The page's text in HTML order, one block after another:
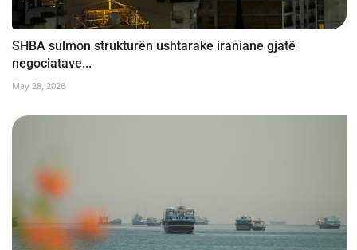
SHBA sulmon strukturën ushtarake iraniane gjatë
negociatave...
May 28, 2026